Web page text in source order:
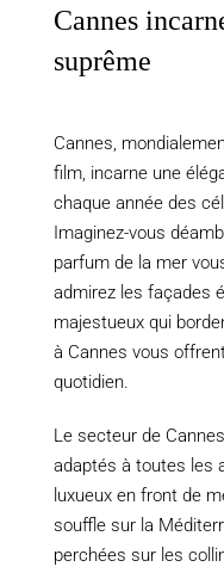
Cannes
suprême
Cannes,
film, incarne une
chaque année des
Imaginez-vous
parfum de la mer
admirez les façades
majestueux qui
à Cannes vous
quotidien.
Le secteur de
adaptés à toutes les
luxueux en front de
souffle sur la
perchées sur les